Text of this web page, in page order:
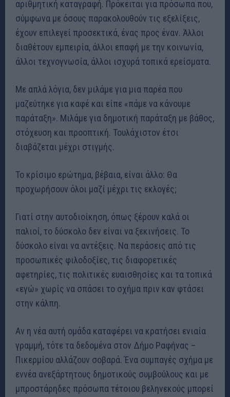
αριθμητική καταγραφή. Πρόκειται για πρόσωπα που,
σύμφωνα με όσους παρακολουθούν τις εξελίξεις,
έχουν επιλεγεί προσεκτικά, ένας προς έναν. Άλλοι
διαθέτουν εμπειρία, άλλοι επαφή με την κοινωνία,
άλλοι τεχνογνωσία, άλλοι ισχυρά τοπικά ερείσματα.
Με απλά λόγια, δεν μιλάμε για μια παρέα που
μαζεύτηκε για καφέ και είπε «πάμε να κάνουμε
παράταξη». Μιλάμε για δημοτική παράταξη με βάθος,
στόχευση και προοπτική. Τουλάχιστον έτσι
διαβάζεται μέχρι στιγμής.
Το κρίσιμο ερώτημα, βέβαια, είναι άλλο: Θα
προχωρήσουν όλοι μαζί μέχρι τις εκλογές;
Γιατί στην αυτοδιοίκηση, όπως ξέρουν καλά οι
παλιοί, το δύσκολο δεν είναι να ξεκινήσεις. Το
δύσκολο είναι να αντέξεις. Να περάσεις από τις
προσωπικές φιλοδοξίες, τις διαφορετικές
αφετηρίες, τις πολιτικές ευαισθησίες και τα τοπικά
«εγώ» χωρίς να σπάσει το σχήμα πριν καν φτάσει
στην κάλπη.
Αν η νέα αυτή ομάδα καταφέρει να κρατήσει ενιαία
γραμμή, τότε τα δεδομένα στον Δήμο Ραφήνας –
Πικερμίου αλλάζουν σοβαρά. Ένα συμπαγές σχήμα με
εννέα ανεξάρτητους δημοτικούς συμβούλους και με
μπροστάρηδες πρόσωπα τέτοιου βεληνεκούς μπορεί